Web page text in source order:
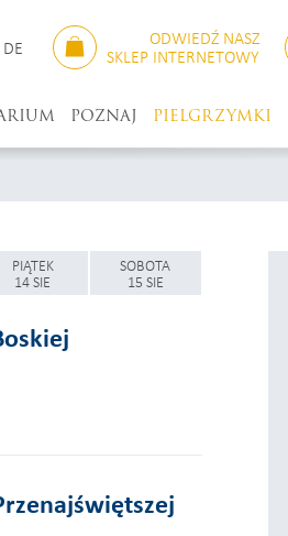
DE ODWIEDŹ NASZ
SKLEP INTERNETOWY
POZNAJ PIELGRZYMKI
PIĄTEK
14 SIE
SOBOTA
15 SIE